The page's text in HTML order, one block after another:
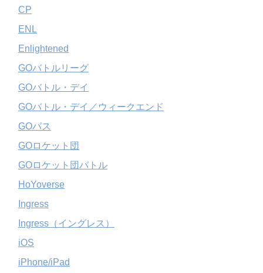
CP
ENL
Enlightened
GOバトルリーグ
GOバトル・デイ
GOバトル・デイ／ウィークエンド
GOパス
GOロケット団
GOロケット団バトル
HoYoverse
Ingress
Ingress（イングレス）
iOS
iPhone/iPad